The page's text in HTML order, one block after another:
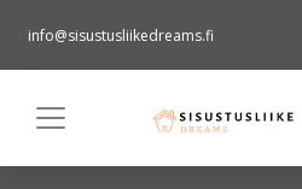
info@sisustusliikedreams.fi